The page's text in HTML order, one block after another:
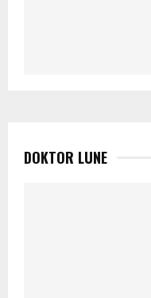
DOKTOR LUNE